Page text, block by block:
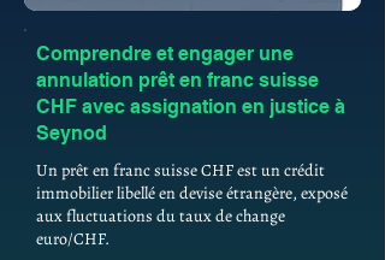
Comprendre et engager une
annulation prêt en franc suisse
CHF avec assignation en justice à
Seynod
Un prêt en franc suisse CHF est un crédit
immobilier libellé en devise étrangère, exposé
aux fluctuations du taux de change
euro/CHF.